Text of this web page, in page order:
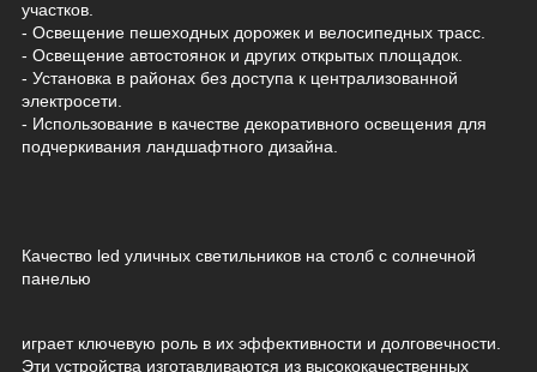
участков.
- Освещение пешеходных дорожек и велосипедных трасс.
- Освещение автостоянок и других открытых площадок.
- Установка в районах без доступа к централизованной
электросети.
- Использование в качестве декоративного освещения для
подчеркивания ландшафтного дизайна.
Качество led уличных светильников на столб с солнечной
панелью
играет ключевую роль в их эффективности и долговечности.
Эти устройства изготавливаются из высококачественных